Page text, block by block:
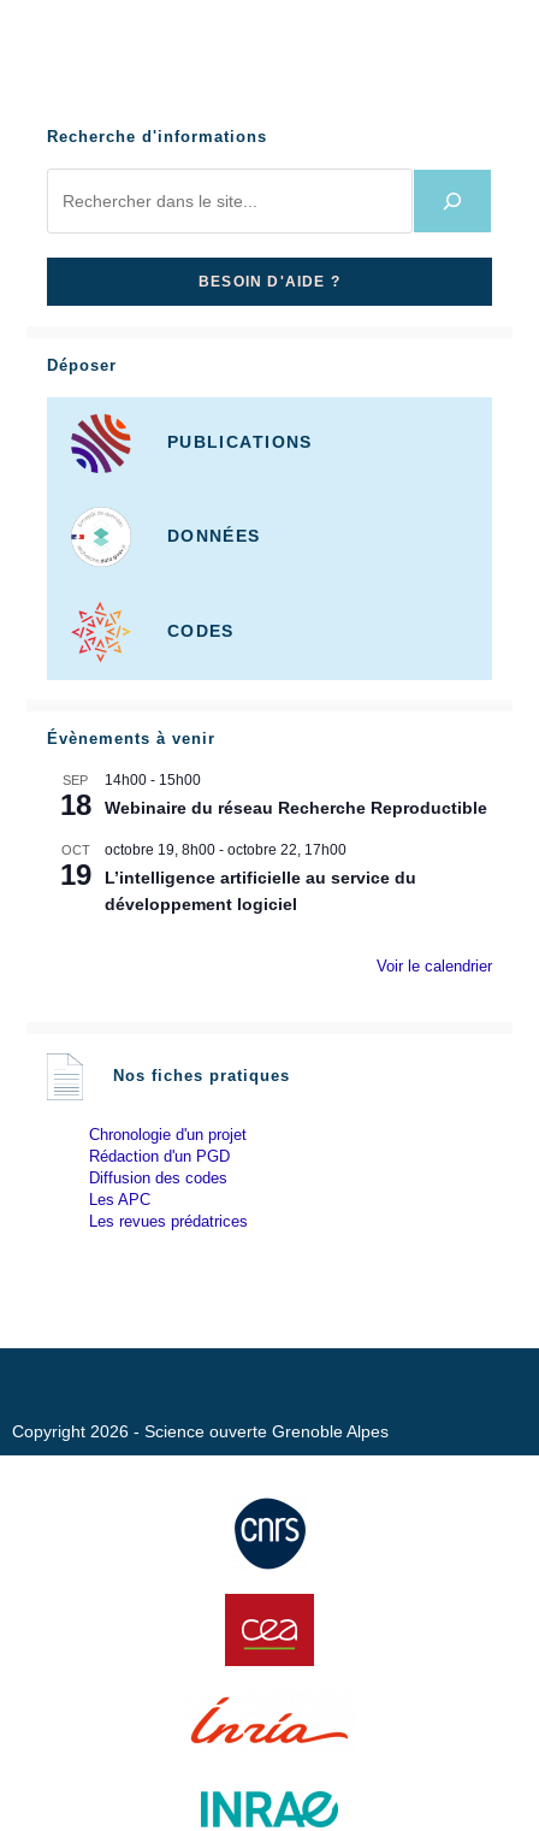
Recherche d'informations
BESOIN D'AIDE ?
Déposer
PUBLICATIONS
DONNÉES
CODES
Évènements à venir
SEP
18
14h00- 15h00
Webinaire du réseau Recherche Reproductible
OCT
19
octobre 19, 8h00- octobre 22, 17h00
L’intelligence artificielle au service du
développement logiciel
Voir le calendrier
Nos fiches pratiques
Chronologie d'un projet
Rédaction d'un PGD
Diffusion des codes
Les APC
Les revues prédatrices
Copyright 2026 - Science ouverte Grenoble Alpes